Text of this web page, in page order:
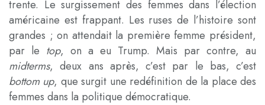
trente. Le surgissement des femmes dans l’élection
américaine est frappant. Les ruses de l’histoire sont
grandes ; on attendait la première femme président,
par le top, on a eu Trump. Mais par contre, au
midterms, deux ans après, c’est par le bas, c’est
bottom up, que surgit une redéfinition de la place des
femmes dans la politique démocratique.